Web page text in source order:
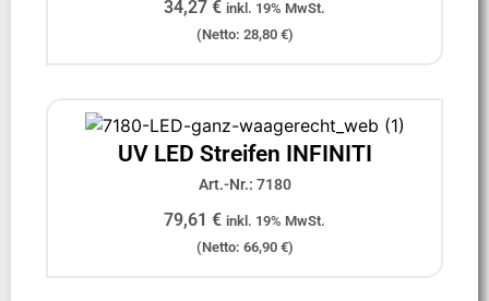
34,27 € inkl. 19% MwSt.
(Netto: 28,80 €)
UV LED Streifen INFINITI
Art.-Nr.: 7180
79,61 € inkl. 19% MwSt.
(Netto: 66,90 €)